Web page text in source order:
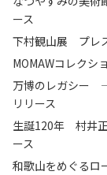
ース
下村観山展 プレ
MOMAWコレク
万博のレガシー
リリース
生誕120年 村井
ース
和歌山をめぐる